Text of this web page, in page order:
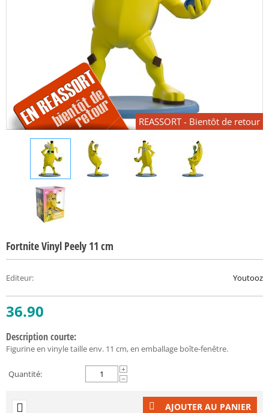
REASSORT - Bientôt de retour
Fortnite Vinyl Peely 11 cm
Editeur: Youtooz
36.90
Description courte:
Figurine en vinyle taille env. 11 cm, en emballage boîte-fenêtre.
Quantité:
+
−
AJOUTER AU PANIER